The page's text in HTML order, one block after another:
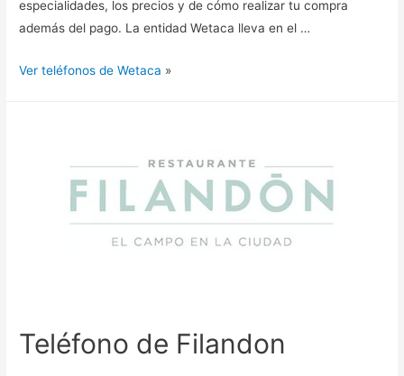
especialidades, los precios y de cómo realizar tu compra
además del pago. La entidad Wetaca lleva en el …
Ver teléfonos de Wetaca »
Teléfono de Filandon